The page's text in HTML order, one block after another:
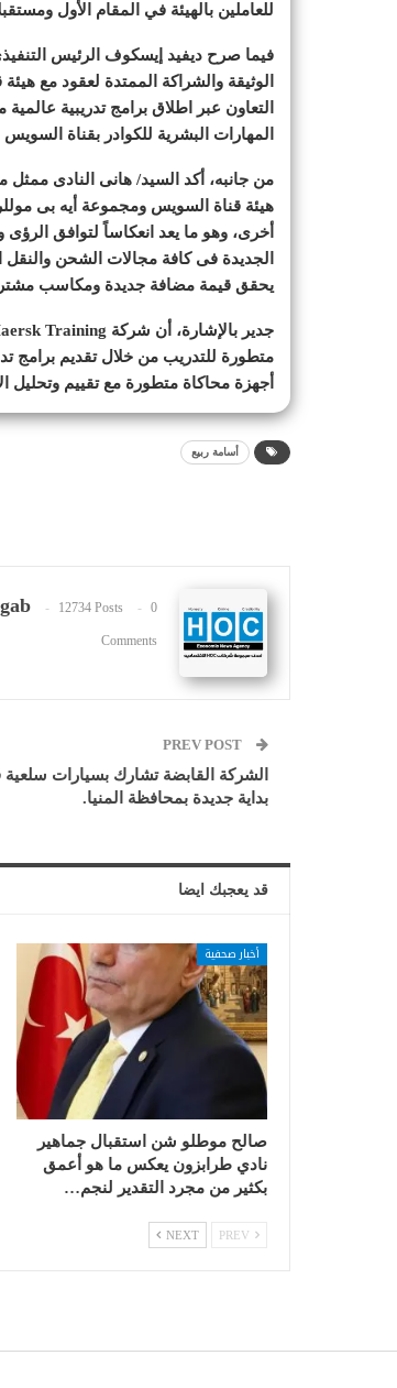
للعاملين بالهيئة في المقام الأول
فيما صرح ديفيد إيسكوف الرئيس
الوثيقة والشراكة الممتدة لعقود مع
المهارات البشرية للكوادر بقناة
من جانبه، أكد السيد/ هانى النادى
هيئة قناة السويس ومجموعة أيه بى
أخرى، وهو ما يعد انعكاساً لتوافق
الجديدة فى كافة مجالات الشحن والنقل
يحقق قيمة مضافة جديدة ومكاسب
متطورة للتدريب من خلال تقديم برامج
أجهزة محاكاة متطورة مع تقييم وتحليل
أسامة ربيع
12734 Posts 0
Comments
الشركة القابضة تشارك بسيارات سلعية
بداية جديدة بمحافظة المنيا.
قد يعجبك ايضا
أخبار صحفية
صالح موطلو شن استقبال جماهير
نادي طرابزون يعكس ما هو أعمق
بكثير من مجرد التقدير لنجم…
NEXT